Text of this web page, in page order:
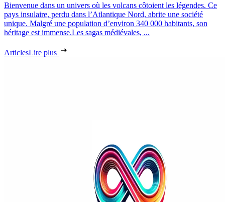
Bienvenue dans un univers où les volcans côtoient les légendes. Ce
pays insulaire, perdu dans l’Atlantique Nord, abrite une société
unique. Malgré une population d’environ 340 000 habitants, son
héritage est immense.Les sagas médiévales, ...
ArticlesLire plus